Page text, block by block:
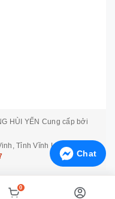
HÙI YẾN Cung cấp bởi
Tỉnh Vĩnh LongHotline:
0
Chat